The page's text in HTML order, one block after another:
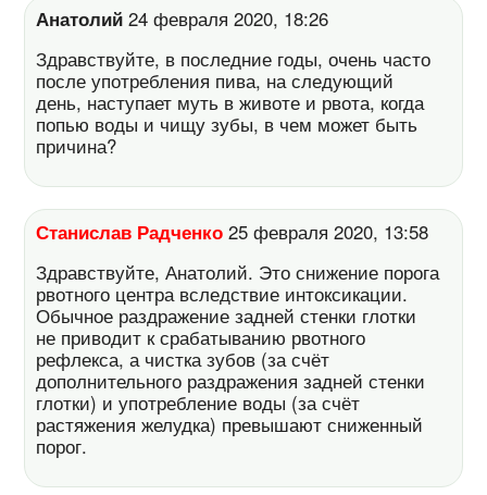
Анатолий 24 февраля 2020, 18:26
Здравствуйте, в последние годы, очень часто
после употребления пива, на следующий
день, наступает муть в животе и рвота, когда
попью воды и чищу зубы, в чем может быть
причина?
Станислав Радченко 25 февраля 2020, 13:58
Здравствуйте, Анатолий. Это снижение порога
рвотного центра вследствие интоксикации.
Обычное раздражение задней стенки глотки
не приводит к срабатыванию рвотного
рефлекса, а чистка зубов (за счёт
дополнительного раздражения задней стенки
глотки) и употребление воды (за счёт
растяжения желудка) превышают сниженный
порог.